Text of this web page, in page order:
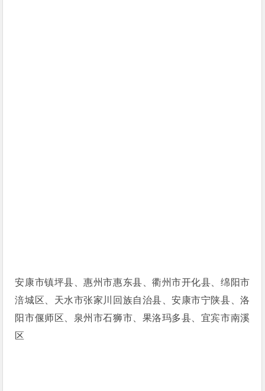
安康市镇坪县、惠州市惠东县、衢州市开化县、绵阳市
涪城区、天水市张家川回族自治县、安康市宁陕县、洛
阳市偃师区、泉州市石狮市、果洛玛多县、宜宾市南溪
区